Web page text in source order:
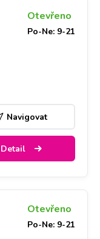
Otevřeno
Po-Ne: 9-21
Navigovat
Detail
Otevřeno
Po-Ne: 9-21